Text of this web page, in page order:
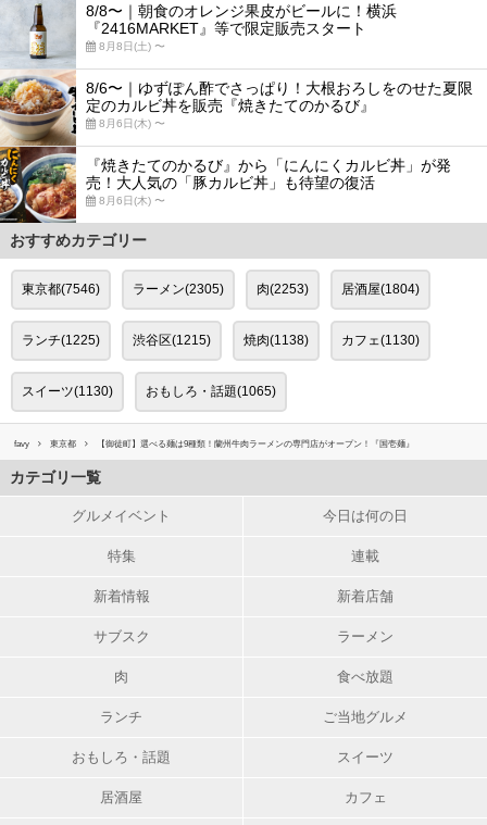
8/8〜｜朝食のオレンジ果皮がビールに！横浜
『2416MARKET』等で限定販売スタート
8月8日(土) 〜
8/6〜｜ゆずぽん酢でさっぱり！大根おろしをのせた夏限
定のカルビ丼を販売『焼きたてのかるび』
8月6日(木) 〜
『焼きたてのかるび』から「にんにくカルビ丼」が発
売！大人気の「豚カルビ丼」も待望の復活
8月6日(木) 〜
おすすめカテゴリー
東京都(7546) ラーメン(2305) 肉(2253) 居酒屋(1804)
ランチ(1225) 渋谷区(1215) 焼肉(1138) カフェ(1130)
スイーツ(1130) おもしろ・話題(1065)
favy 東京都 【御徒町】選べる麺は9種類！蘭州牛肉ラーメンの専門店がオープン！『国壱麺』
カテゴリ一覧
グルメイベント 今日は何の日
特集 連載
新着情報 新着店舗
サブスク ラーメン
肉 食べ放題
ランチ ご当地グルメ
おもしろ・話題 スイーツ
居酒屋 カフェ